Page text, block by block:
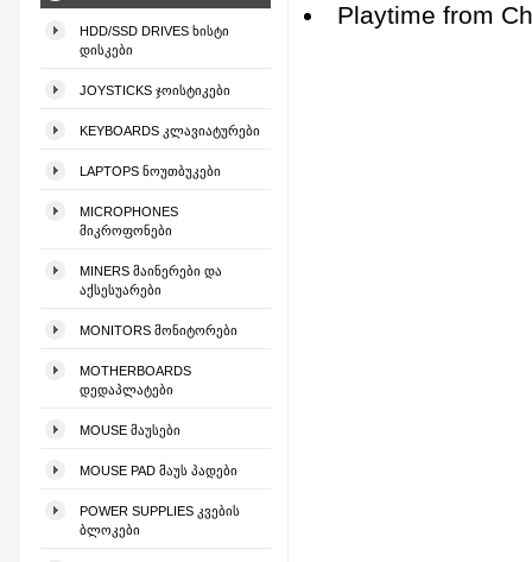
HDD/SSD DRIVES ᲮᲘᲡᲢᲘ
ᲓᲘᲡᲙᲔᲑᲘ
JOYSTICKS ᲯᲝᲘᲡᲢᲘᲙᲔᲑᲘ
KEYBOARDS ᲙᲚᲐᲕᲘᲐᲢᲣᲠᲔᲑᲘ
LAPTOPS ᲜᲝᲣᲗᲑᲣᲙᲔᲑᲘ
MICROPHONES
ᲛᲘᲙᲠᲝᲤᲝᲜᲔᲑᲘ
MINERS ᲛᲐᲘᲜᲔᲠᲔᲑᲘ ᲓᲐ
ᲐᲥᲡᲔᲡᲣᲐᲠᲔᲑᲘ
MONITORS ᲛᲝᲜᲘᲢᲝᲠᲔᲑᲘ
MOTHERBOARDS
ᲓᲔᲓᲐᲞᲚᲐᲢᲔᲑᲘ
MOUSE ᲛᲐᲣᲡᲔᲑᲘ
MOUSE PAD ᲛᲐᲣᲡ ᲞᲐᲓᲔᲑᲘ
POWER SUPPLIES ᲙᲕᲔᲑᲘᲡ
ᲑᲚᲝᲙᲔᲑᲘ
Playtime from